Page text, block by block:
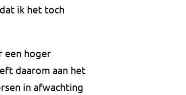
ik het toch
een hoger
daarom aan het
in afwachting